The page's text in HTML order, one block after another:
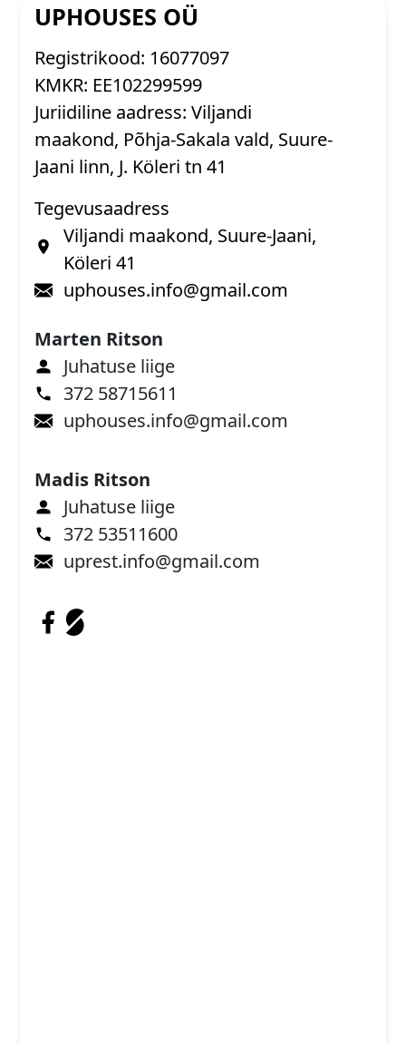
UPHOUSES OÜ
Registrikood: 16077097
KMKR: EE102299599
Juriidiline aadress: Viljandi
maakond, Põhja-Sakala vald, Suure-
Jaani linn, J. Köleri tn 41
Tegevusaadress
Viljandi maakond, Suure-Jaani,
Köleri 41
uphouses.info@gmail.com
Marten Ritson
Juhatuse liige
372 58715611
uphouses.info@gmail.com
Madis Ritson
Juhatuse liige
372 53511600
uprest.info@gmail.com